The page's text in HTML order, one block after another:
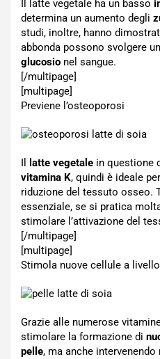
Il latte vegetale ha un basso
determina un aumento degli
studi, inoltre, hanno
abbonda possono svolgere
glucosio nel sangue.
[/multipage]
[multipage]
Previene l’osteoporosi
Il latte vegetale in questione
vitamina K, quindi è ideale
riduzione del tessuto osseo.
essenziale, se si pratica
stimolare l’attivazione del
[/multipage]
[multipage]
Stimola nuove cellule a
Grazie alle numerose
stimolare la formazione di
pelle, ma anche